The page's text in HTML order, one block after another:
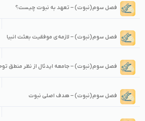
فصل سوم(نبوت) – تعهد به نبوت چیست؟
فصل سوم(نبوت) – لازمه‌ی موفقیت بعثت انبیا
فصل سوم(نبوت) – جامعه ایدئال از نظر منطق
فصل سوم(نبوت) – هدف اصلی نبوت